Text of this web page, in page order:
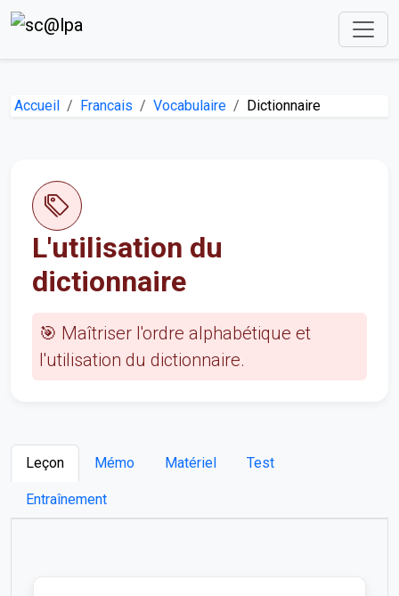
Accueil Francais Vocabulaire Dictionnaire
L'utilisation du
dictionnaire
🎯 Maîtriser l'ordre alphabétique et
l'utilisation du dictionnaire.
Leçon Mémo Matériel Test
Entraînement